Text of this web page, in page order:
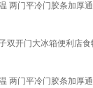
两门平冷门胶条加厚
双开门大冰箱便利店
两门平冷门胶条加厚